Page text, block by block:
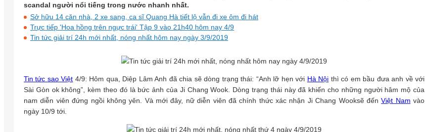
scandal người nổi tiếng trong nước nhanh nhất.
Sở hữu 14 căn nhà, 2 xe sang, ca sĩ Quang Hà tiết lộ vẫn đi xe ôm đi hát
Trực tiếp 'Hoa hồng trên ngực trái' Tập 9 vào 21h40 hôm nay 4/9
Tin tức giải trí 24h mới nhất, nóng nhất hôm nay ngày 3/9/2019
Tin tức sao Việt 4/9: Hôm qua, Diệp Lâm Anh đã chia sẽ dòng trạng thái: “Anh lỡ hẹn với Hà Nội thì có em bầu đưa anh về với
Sài Gòn ok không”, kèm theo đó là bức ảnh của Ji Chang Wook. Dòng trạng thái này đã khiến cho những người hâm mộ của
nam diễn viên đứng ngồi không yên. Và mới đây, nữ diễn viên đã chính thức xác nhận Ji Chang Wooksẽ đếnViệt Nam vào
ngày 10/9 tới.